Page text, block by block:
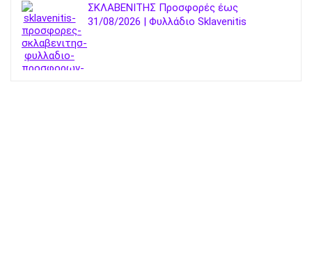
ΣΚΛΑΒΕΝΙΤΗΣ Προσφορές έως
31/08/2026 | Φυλλάδιο Sklavenitis